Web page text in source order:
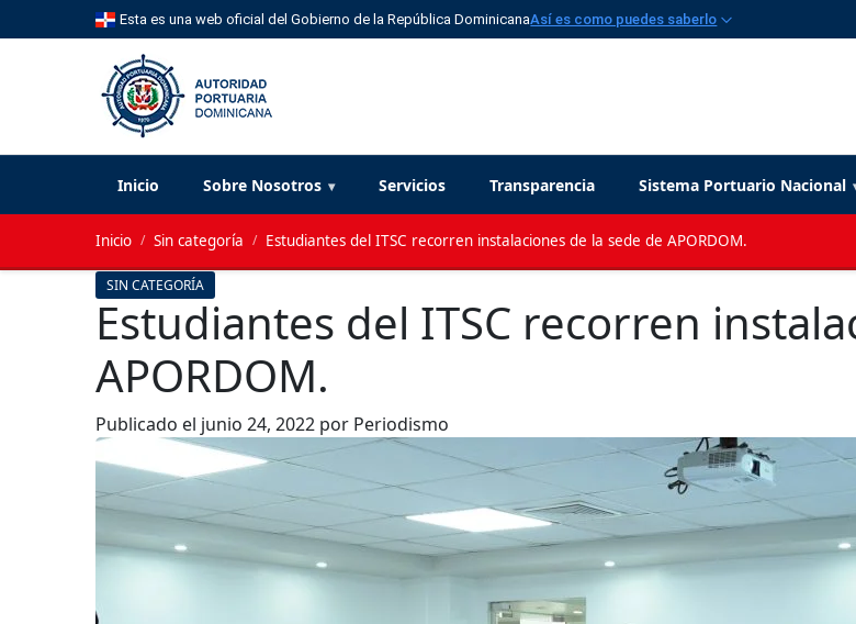
Esta es una web oficial del Gobierno de la República DominicanaAsí es como puedes saberlo
Inicio Sobre Nosotros Servicios Transparencia Sistema Portuario Nacional
Inicio / Sin categoría / Estudiantes del ITSC recorren instalaciones de la sede de APORDOM.
SIN CATEGORÍA
Estudiantes del ITSC recorren
APORDOM.
Publicado el junio 24, 2022 por Periodismo